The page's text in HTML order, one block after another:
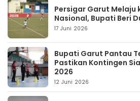
Persigar Garut Melaju
Nasional, Bupati Beri
17 Juni 2026
Bupati Garut Pantau
Pastikan Kontingen
2026
12 Juni 2026